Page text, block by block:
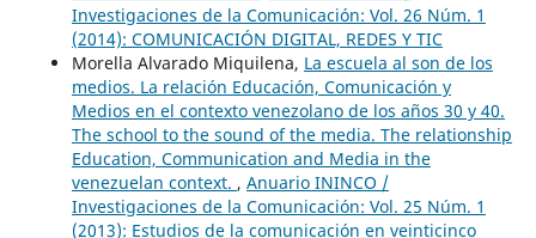
Investigaciones de la Comunicación: Vol. 26 Núm. 1
(2014): COMUNICACIÓN DIGITAL, REDES Y TIC
Morella Alvarado Miquilena, La escuela al son de los
medios. La relación Educación, Comunicación y
Medios en el contexto venezolano de los años 30 y 40.
The school to the sound of the media. The relationship
Education, Communication and Media in the
venezuelan context. , Anuario ININCO /
Investigaciones de la Comunicación: Vol. 25 Núm. 1
(2013): Estudios de la comunicación en veinticinco